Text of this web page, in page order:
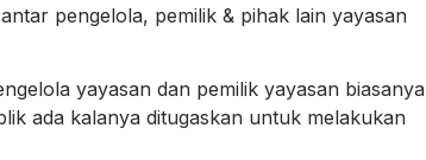
pengelola, pemilik & pihak lain yayasan
yayasan dan pemilik yayasan biasanya
ada kalanya ditugaskan untuk melakukan